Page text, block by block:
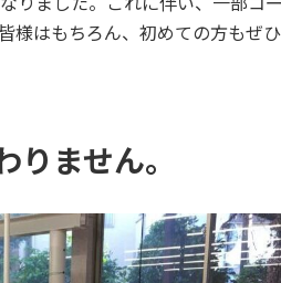
様はもちろん、初めての方もぜ
ません。